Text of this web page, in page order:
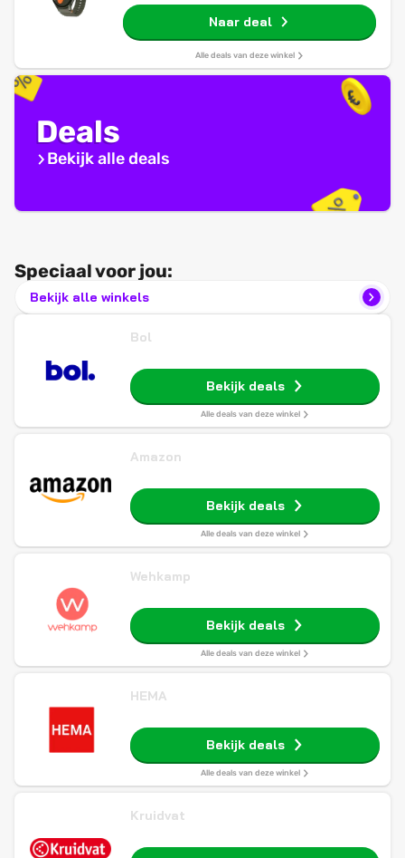
Naar deal
Alle deals van deze winkel
Deals
Bekijk alle deals
Speciaal voor jou:
Bekijk alle winkels
Bol
Bekijk deals
Alle deals van deze winkel
Amazon
Bekijk deals
Alle deals van deze winkel
Wehkamp
Bekijk deals
Alle deals van deze winkel
HEMA
Bekijk deals
Alle deals van deze winkel
Kruidvat